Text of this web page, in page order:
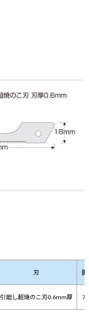
刃 重
引廻し超焼のこ刃0.6mm厚